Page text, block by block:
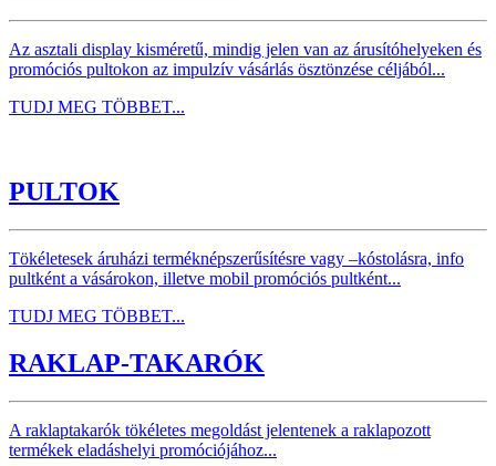
Az asztali display kisméretű, mindig jelen van az árusítóhelyeken és
promóciós pultokon az impulzív vásárlás ösztönzése céljából...
TUDJ MEG TÖBBET...
PULTOK
Tökéletesek áruházi terméknépszerűsítésre vagy –kóstolásra, info
pultként a vásárokon, illetve mobil promóciós pultként...
TUDJ MEG TÖBBET...
RAKLAP-TAKARÓK
A raklaptakarók tökéletes megoldást jelentenek a raklapozott
termékek eladáshelyi promóciójához...